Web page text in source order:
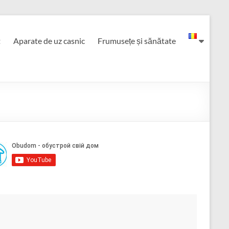
Aparate de uz casnic Frumusețe și sănătate